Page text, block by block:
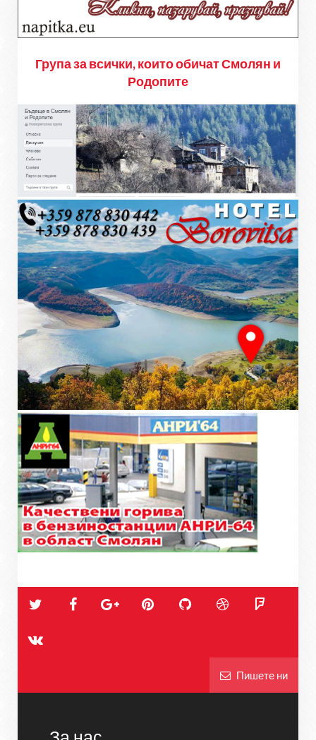
Група за всички, които обичат Смолян и
Родопите
Пишете ни